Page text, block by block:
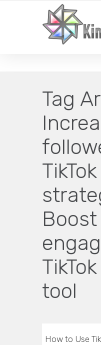
YOUR LOCAL
Tag
Boost
tool
How to Use